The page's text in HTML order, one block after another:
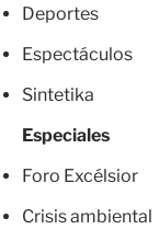
Deportes
Espectáculos
Sintetika
Especiales
Foro Excélsior
Crisis ambiental